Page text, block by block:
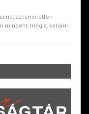
az ismeretlen
mindent. mégis, valami